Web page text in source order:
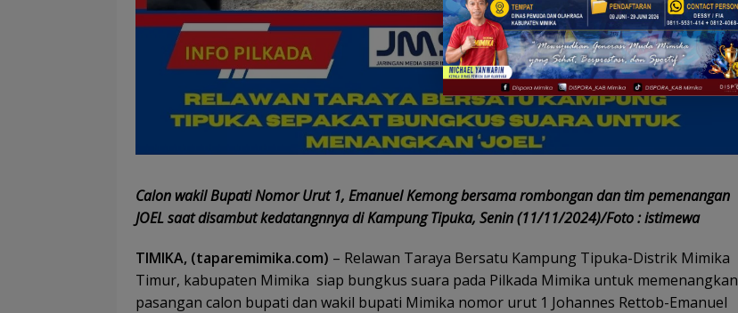
Calon wakil Bupati Nomor Urut 1, Emanuel Kemong bersama rombongan dan tim pemenangan
JOEL saat disambut kedatangnnya di Kampung Tipuka, Senin (11/11/2024)/Foto : istimewa
TIMIKA, (taparemimika.com) – Relawan Taraya Bersatu Kampung Tipuka-Distrik Mimika
Timur, kabupaten Mimika siap bungkus suara pada Pilkada Mimika untuk memenangkan
pasangan calon bupati dan wakil bupati Mimika nomor urut 1 Johannes Rettob-Emanuel